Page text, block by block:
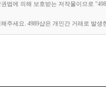
법에 의해 보호받는 저작물이므로
주세요. 4989샵은 개인간 거래로 발생